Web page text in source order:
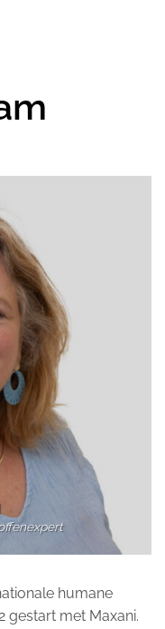
humane
gestart met Maxani.